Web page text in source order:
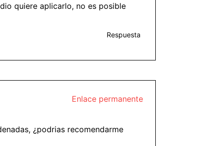
quiere aplicarlo, no es posible
Respuesta
Enlace permanente
¿podrias recomendarme